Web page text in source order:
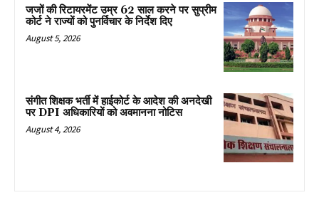
जजों की रिटायरमेंट उम्र 62 साल करने पर सुप्रीम
कोर्ट ने राज्यों को पुनर्विचार के निर्देश दिए
August 5, 2026
संगीत शिक्षक भर्ती में हाईकोर्ट के आदेश की अनदेखी
पर DPI अधिकारियों को अवमानना नोटिस
August 4, 2026